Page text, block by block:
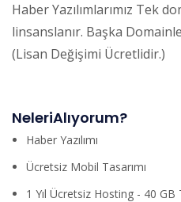
Haber Yazılımlarımız Tek
linsanslanır. Başka
(Lisan Değişimi Ücretlidir.)
NeleriAlıyorum?
Haber Yazılımı
Ücretsiz Mobil Tasarımı
1 Yıl Ücretsiz Hosting - 40